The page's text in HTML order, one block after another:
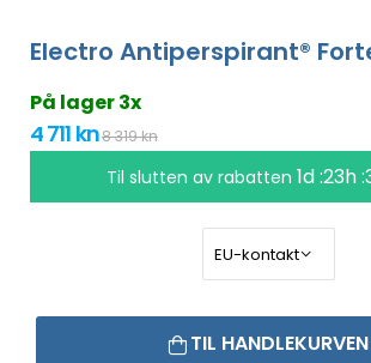
Electro Antiperspirant®
På lager 3x
4 711 kn8 319 kn
Til slutten av rabatten 1d :23h
TIL HANDLEKURVEN